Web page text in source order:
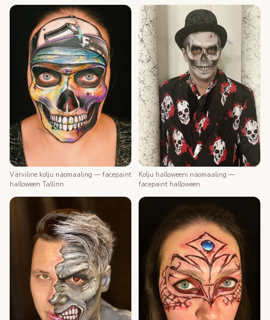
Värviline kolju näomaaling — facepaint
halloween Tallinn
Kolju halloweeni näomaaling —
facepaint halloween